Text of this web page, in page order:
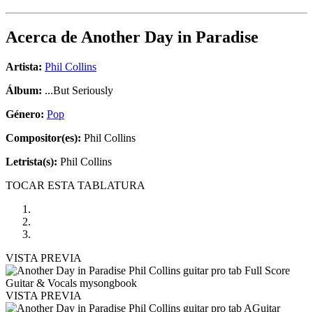
Acerca de Another Day in Paradise
Artista: Phil Collins
Álbum: ...But Seriously
Género: Pop
Compositor(es): Phil Collins
Letrista(s): Phil Collins
TOCAR ESTA TABLATURA
VISTA PREVIA
VISTA PREVIA